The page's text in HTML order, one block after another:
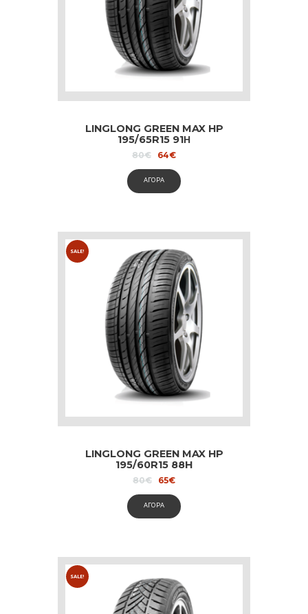
LINGLONG GREEN MAX HP
195/65R15 91Η
80€
Original
was:
80€.
64€Current
is:
64€.
ΑΓΟΡΑ
SALE!
LINGLONG GREEN MAX HP
195/60R15 88H
80€
Original
was:
80€.
65€Current
is:
65€.
ΑΓΟΡΑ
SALE!